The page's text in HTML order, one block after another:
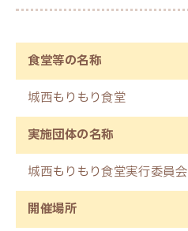
食堂等の名称
城西もりもり食堂
実施団体の名称
城西もりもり食堂実行委員会
開催場所